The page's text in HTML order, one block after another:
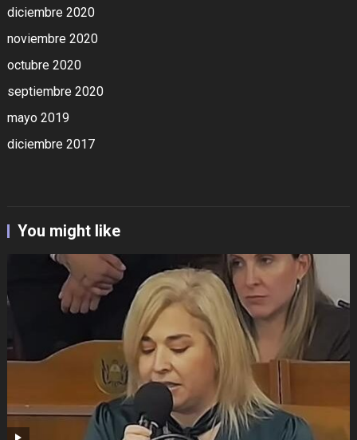
diciembre 2020
noviembre 2020
octubre 2020
septiembre 2020
mayo 2019
diciembre 2017
You might like